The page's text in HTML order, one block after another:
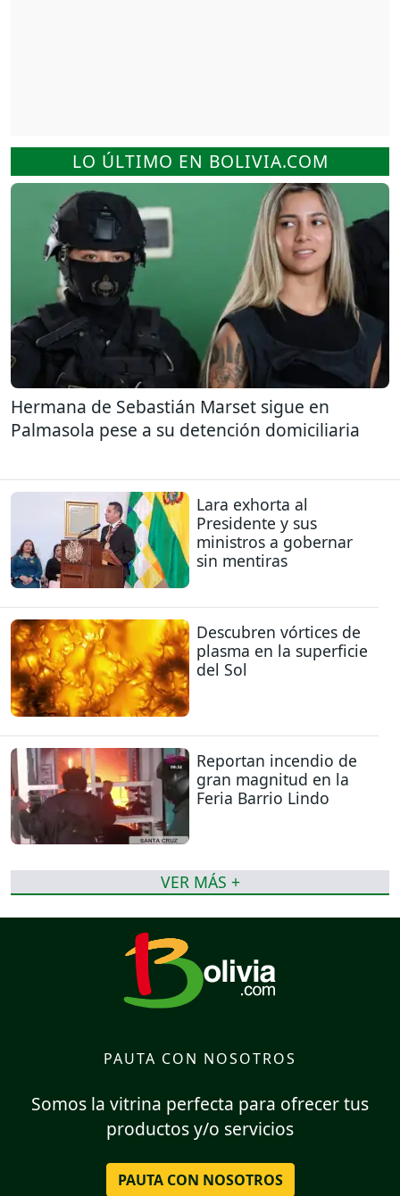
LO ÚLTIMO EN BOLIVIA.COM
Hermana de Sebastián Marset sigue en
Palmasola pese a su detención domiciliaria
Lara exhorta al
Presidente y sus
ministros a gobernar
sin mentiras
Descubren vórtices de
plasma en la superficie
del Sol
Reportan incendio de
gran magnitud en la
Feria Barrio Lindo
VER MÁS +
PAUTA CON NOSOTROS
Somos la vitrina perfecta para ofrecer tus
productos y/o servicios
PAUTA CON NOSOTROS